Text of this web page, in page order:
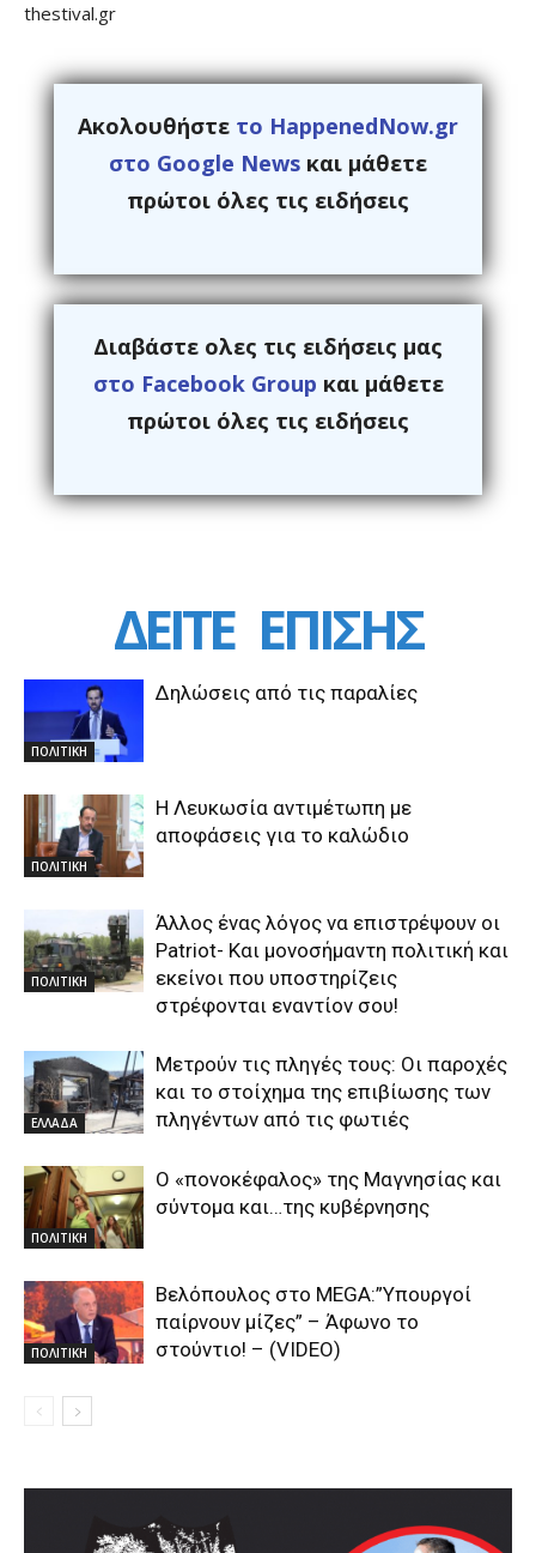
thestival.gr
Ακολουθήστε το HappenedNow.gr
στο Google News και μάθετε
πρώτοι όλες τις ειδήσεις
Διαβάστε ολες τις ειδήσεις μας
στο Facebook Group και μάθετε
πρώτοι όλες τις ειδήσεις
ΔΕΙΤΕ ΕΠΙΣΗΣ
ΠΟΛΙΤΙΚΗ
Δηλώσεις από τις παραλίες
ΠΟΛΙΤΙΚΗ
Η Λευκωσία αντιμέτωπη με
αποφάσεις για το καλώδιο
ΠΟΛΙΤΙΚΗ
Άλλος ένας λόγος να επιστρέψουν οι
Patriot- Και μονοσήμαντη πολιτική και
εκείνοι που υποστηρίζεις
στρέφονται εναντίον σου!
ΕΛΛΑΔΑ
Μετρούν τις πληγές τους: Οι παροχές
και το στοίχημα της επιβίωσης των
πληγέντων από τις φωτιές
ΠΟΛΙΤΙΚΗ
Ο «πονοκέφαλος» της Μαγνησίας και
σύντομα και…της κυβέρνησης
ΠΟΛΙΤΙΚΗ
Βελόπουλος στο MEGA:”Υπουργοί
παίρνουν μίζες” – Άφωνο το
στούντιο! – (VIDEO)